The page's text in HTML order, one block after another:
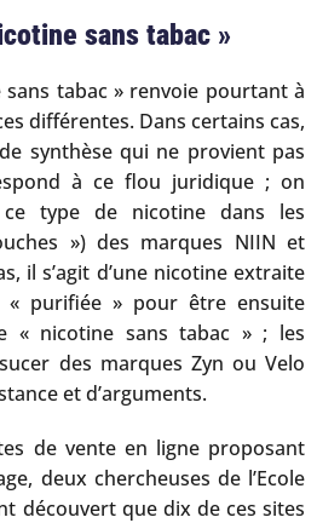
sans tabac »
sans tabac » renvoie pourtant à
différentes. Dans certains cas,
synthèse qui ne provient pas
à ce flou juridique ; on
type de nicotine dans les
») des marques NIIN et
il s’agit d’une nicotine extraite
« purifiée » pour être ensuite
« nicotine sans tabac » ; les
des marques Zyn ou Velo
et d’arguments.
de vente en ligne proposant
deux chercheuses de l’Ecole
découvert que dix de ces sites